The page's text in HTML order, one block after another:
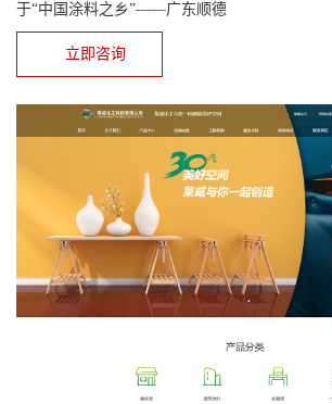
于“中国涂料之乡”——广东顺德
立即咨询